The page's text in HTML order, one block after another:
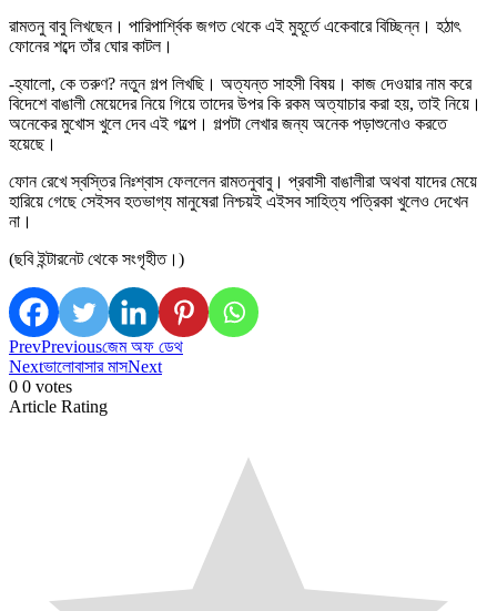
রামতনু বাবু লিখছেন। পারিপার্শ্বিক জগত থেকে এই মুহূর্তে একেবারে বিচ্ছিন্ন। হঠাৎ
ফোনের শব্দে তাঁর ঘোর কাটল।
-হ্যালো, কে তরুণ? নতুন গল্প লিখছি। অত্যন্ত সাহসী বিষয়। কাজ দেওয়ার নাম করে
বিদেশে বাঙালী মেয়েদের নিয়ে গিয়ে তাদের উপর কি রকম অত্যাচার করা হয়, তাই নিয়ে।
অনেকের মুখোস খুলে দেব এই গল্পে। গল্পটা লেখার জন্য অনেক পড়াশুনোও করতে
হয়েছে।
ফোন রেখে স্বস্তির নিঃশ্বাস ফেললেন রামতনুবাবু। প্রবাসী বাঙালীরা অথবা যাদের মেয়ে
হারিয়ে গেছে সেইসব হতভাগ্য মানুষেরা নিশ্চয়ই এইসব সাহিত্য পত্রিকা খুলেও দেখেন
না।
(ছবি ইন্টারনেট থেকে সংগৃহীত।)
PrevPreviousজেম অফ ডেথ
Nextভালোবাসার মাসNext
0 0 votes
Article Rating